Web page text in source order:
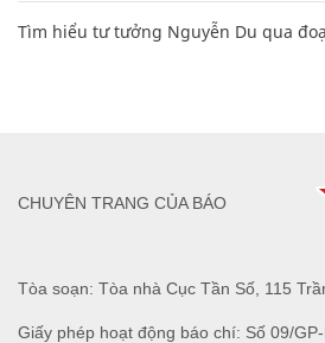
Tìm hiểu tư tưởng Nguyễn Du qua
Tòa soạn: Tòa nhà Cục Tần Số, 115
Giấy phép hoạt động báo chí: Số 09/
CHUYÊN TRANG CỦA BÁO